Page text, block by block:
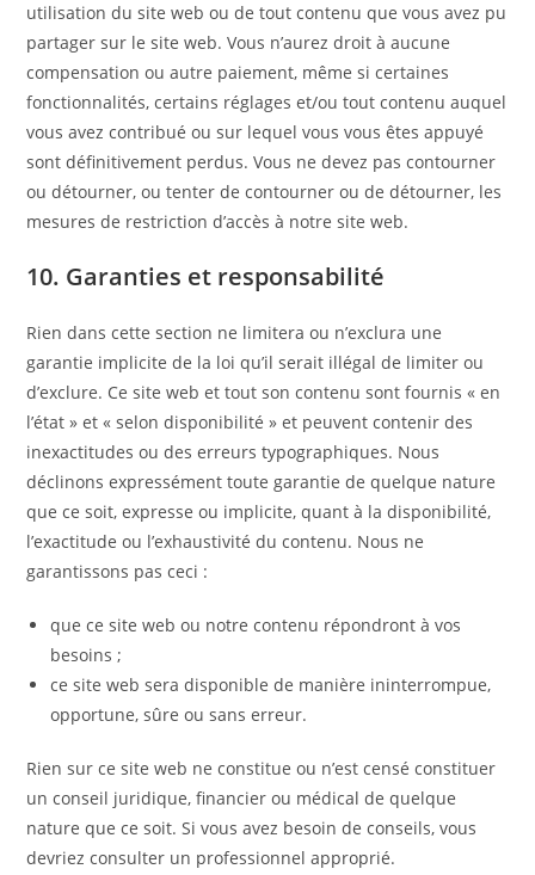
utilisation du site web ou de tout contenu que vous avez pu
partager sur le site web. Vous n’aurez droit à aucune
compensation ou autre paiement, même si certaines
fonctionnalités, certains réglages et/ou tout contenu auquel
vous avez contribué ou sur lequel vous vous êtes appuyé
sont définitivement perdus. Vous ne devez pas contourner
ou détourner, ou tenter de contourner ou de détourner, les
mesures de restriction d’accès à notre site web.
10. Garanties et responsabilité
Rien dans cette section ne limitera ou n’exclura une
garantie implicite de la loi qu’il serait illégal de limiter ou
d’exclure. Ce site web et tout son contenu sont fournis « en
l’état » et « selon disponibilité » et peuvent contenir des
inexactitudes ou des erreurs typographiques. Nous
déclinons expressément toute garantie de quelque nature
que ce soit, expresse ou implicite, quant à la disponibilité,
l’exactitude ou l’exhaustivité du contenu. Nous ne
garantissons pas ceci :
que ce site web ou notre contenu répondront à vos
besoins ;
ce site web sera disponible de manière ininterrompue,
opportune, sûre ou sans erreur.
Rien sur ce site web ne constitue ou n’est censé constituer
un conseil juridique, financier ou médical de quelque
nature que ce soit. Si vous avez besoin de conseils, vous
devriez consulter un professionnel approprié.